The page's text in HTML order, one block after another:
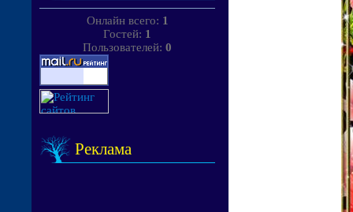
Онлайн всего: 1
Гостей: 1
Пользователей: 0
Реклама